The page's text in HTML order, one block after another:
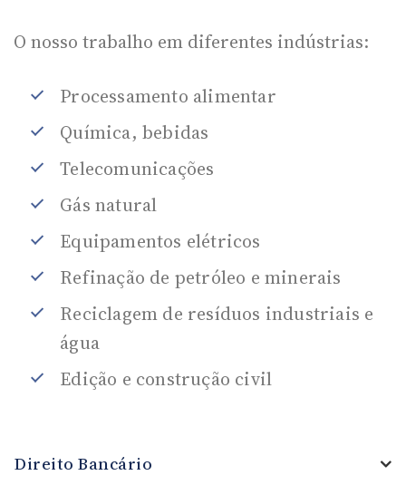
O nosso trabalho em diferentes indústrias:
Processamento alimentar
Química, bebidas
Telecomunicações
Gás natural
Equipamentos elétricos
Refinação de petróleo e minerais
Reciclagem de resíduos industriais e
água
Edição e construção civil
Direito Bancário